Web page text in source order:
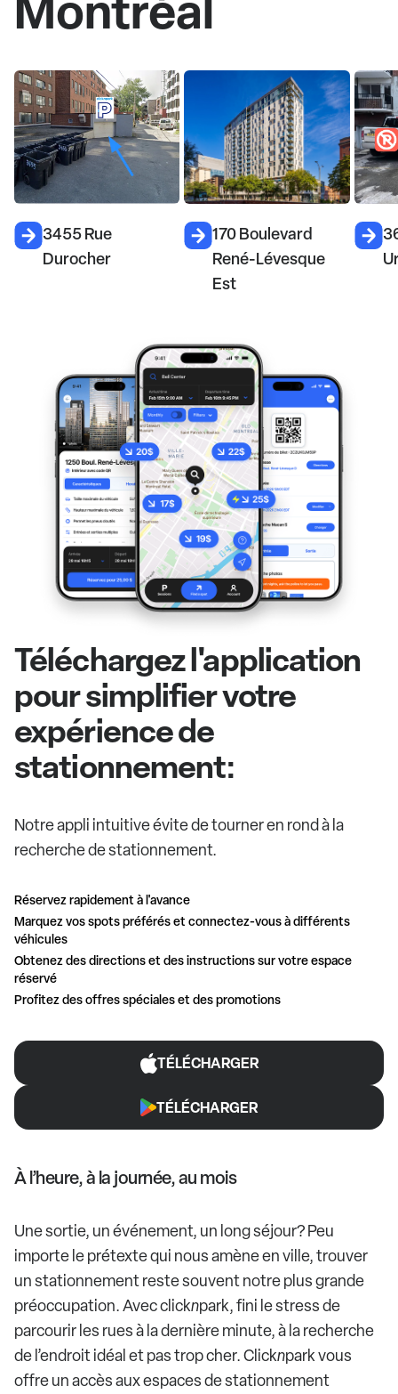
170 Boulevard
René-Lévesque
3611 Rue Saint-
Urbain
Téléchargez l'application
pour simplifier votre
expérience de
stationnement:
Notre appli intuitive évite de tourner en rond à la
recherche de stationnement.
Réservez rapidement à l'avance
Marquez vos spots préférés et connectez-vous à différents
véhicules
Obtenez des directions et des instructions sur votre espace
réservé
Profitez des offres spéciales et des promotions
TÉLÉCHARGER
TÉLÉCHARGER
À l’heure, à la journée, au mois
Une sortie, un événement, un long séjour? Peu
importe le prétexte qui nous amène en ville, trouver
un stationnement reste souvent notre plus grande
préoccupation. Avec clicknpark, fini le stress de
parcourir les rues à la dernière minute, à la recherche
de l’endroit idéal et pas trop cher. Clicknpark vous
offre un accès aux espaces de stationnement